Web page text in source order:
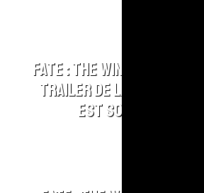
Fate : The Winx Saga – Le
Trailer de la Saison 2
est sorti !